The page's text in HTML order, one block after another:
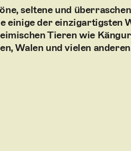
seltene und
einige der einzigartigsten
Tieren wie
Walen und vielen